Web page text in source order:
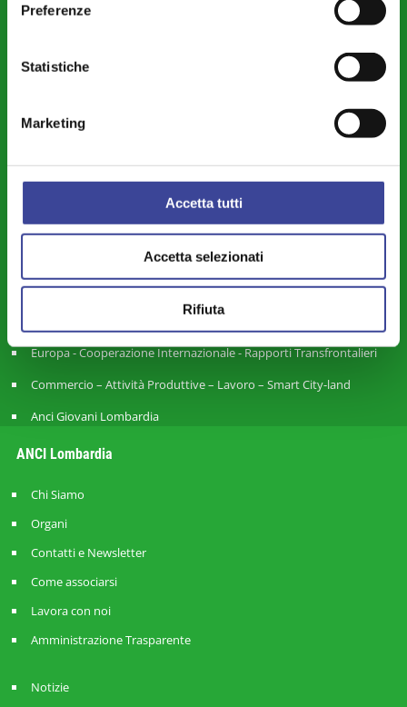
Preferenze
Statistiche
Marketing
Accetta tutti
Accetta selezionati
Rifiuta
Servizi Pubblici Locali - Ambiente - Politiche Agricole - Green
Legalità – Semplificazione – Amm. Digitale - Intelligenza Artificiale -
Cybersecurity
Territorio - Urbanistica - Lavori Pubblici - Edilizia
Piccoli Comuni – Montagna – Aree Interne – Forme Associative
Finanza Locale - Bilancio - Fiscalità - Personale
Città Metropolitana e Rapporti con le Province
Europa - Cooperazione Internazionale - Rapporti Transfrontalieri
Commercio – Attività Produttive – Lavoro – Smart City-land
Anci Giovani Lombardia
ANCI Lombardia
Chi Siamo
Organi
Contatti e Newsletter
Come associarsi
Lavora con noi
Amministrazione Trasparente
Notizie